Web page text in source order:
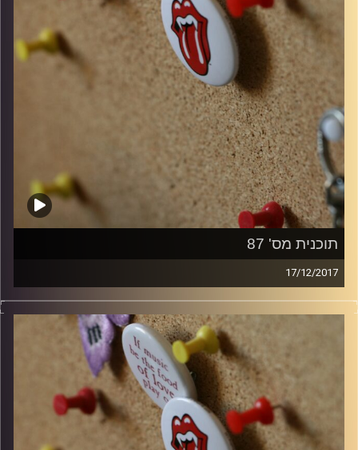
תוכנית מס' 87
17/12/2017
קלאסיקות רוק עם אורן הוף.
włodi